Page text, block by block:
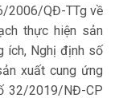
2006/QĐ-TTg về
thực hiện sản
ích, Nghị định số
xuất cung ứng
32/2019/NĐ-CP